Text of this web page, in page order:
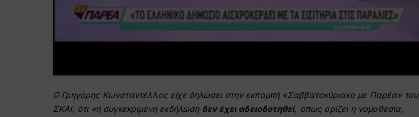
Ο Γρηγόρης Κωνσταντέλλος είχε δηλώσει στην εκπομπή «Σαββατοκύριακο με Παρέα» του
ΣΚΑΙ, ότι «η συγκεκριμένη εκδήλωση δεν έχει αδειοδοτηθεί, όπως ορίζει η νομοθεσία,